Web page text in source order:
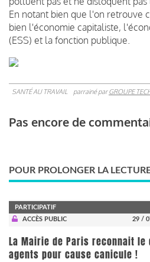
En notant bien que l'on retrouve
bien l'économie capitaliste,
(ESS) et la fonction publique.
SANTÉ AU TRAVAIL parrainé parGROUPE
Pas encore de
POUR PROLONGER LA
PARTICIPATIF
ACCÈS PUBLIC
29 /
La Mairie de Paris reconnait
agents pour cause canicule !